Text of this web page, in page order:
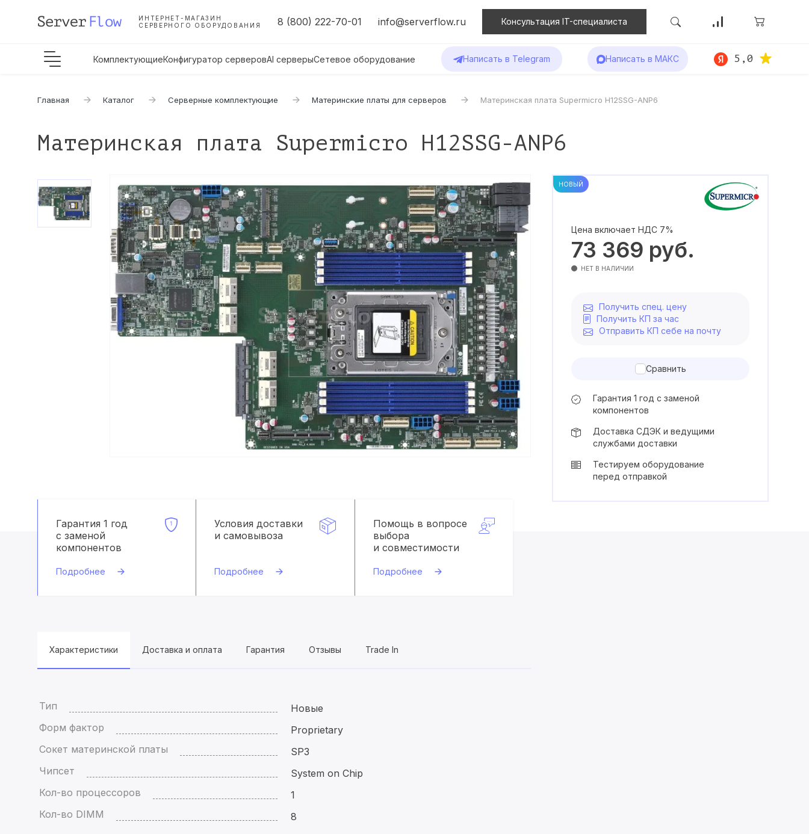
ИНТЕРНЕТ-МАГАЗИН
СЕРВЕРНОГО ОБОРУДОВАНИЯ
8 (800) 222-70-01 info@serverflow.ru Консультация IT-специалиста
КомплектующиеКонфигуратор серверовAI серверыСетевое оборудование Написать в Telegram Написать в МАКС 5,0
Главная Каталог Серверные комплектующие Материнские платы для серверов Материнская плата Supermicro H12SSG-ANP6
Материнская плата Supermicro H12SSG-ANP6
Гарантия 1 год
с заменой
компонентов
Подробнее
Условия доставки
и самовывоза
Подробнее
Помощь в вопросе
выбора
и совместимости
Подробнее
Характеристики Доставка и оплата Гарантия Отзывы Trade In
Тип
Новые
Форм фактор
Proprietary
Сокет материнской платы
SP3
Чипсет
System on Chip
Кол-во процессоров
1
Кол-во DIMM
8
НОВЫЙ
Цена включает НДС 7%
73 369 руб.
НЕТ В НАЛИЧИИ
Получить спец. цену
Получить КП за час
Отправить КП себе на почту
Сравнить
Гарантия 1 год с заменой
компонентов
Доставка СДЭК и ведущими
службами доставки
Тестируем оборудование
перед отправкой